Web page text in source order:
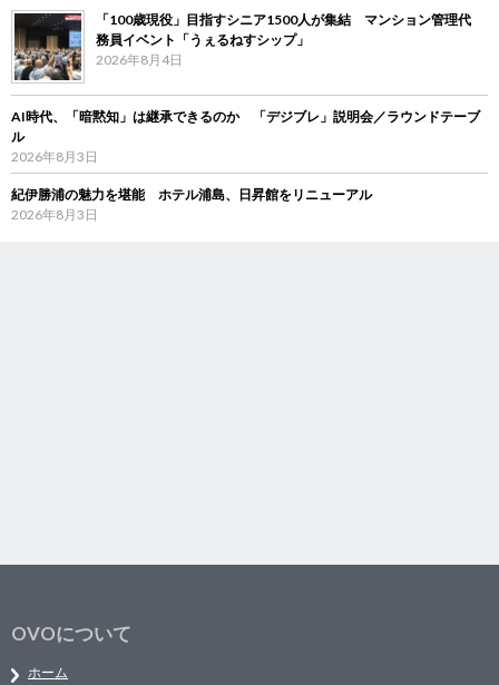
「100歳現役」目指すシニア1500人が集結 マンション管理代
務員イベント「うぇるねすシップ」
2026年8月4日
AI時代、「暗黙知」は継承できるのか 「デジブレ」説明会／ラウンドテーブ
ル
2026年8月3日
紀伊勝浦の魅力を堪能 ホテル浦島、日昇館をリニューアル
2026年8月3日
OVOについて
ホーム